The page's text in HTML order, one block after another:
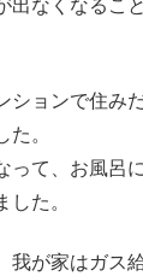
出なくなるこ
ションで住み
た。
って、お風呂
した。
我が家はガス